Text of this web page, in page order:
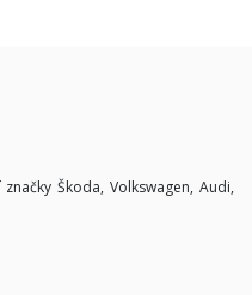
Škoda, Volkswagen, Audi,